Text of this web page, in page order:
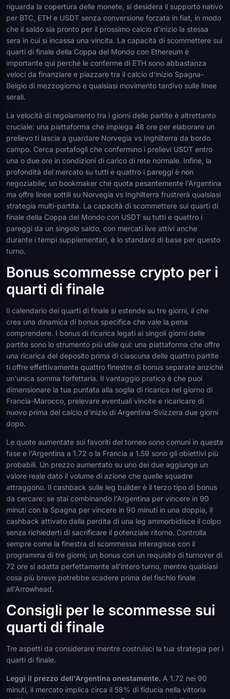
riguarda la copertura delle monete, si desidera il supporto nativo
per BTC, ETH e USDT senza conversione forzata in fiat, in modo
che il saldo sia pronto per il prossimo calcio d'inizio la stessa
sera in cui si incassa una vincita. La capacità di scommettere sui
quarti di finale della Coppa del Mondo con Ethereum è
importante qui perché le conferme di ETH sono abbastanza
veloci da finanziare e piazzare tra il calcio d'inizio Spagna-
Belgio di mezzogiorno e qualsiasi movimento tardivo sulle linee
serali.
La velocità di regolamento tra i giorni delle partite è altrettanto
cruciale: una piattaforma che impiega 48 ore per elaborare un
prelievo ti lascia a guardare Norvegia vs Inghilterra da bordo
campo. Cerca portafogli che confermino i prelievi USDT entro
una o due ore in condizioni di carico di rete normale. Infine, la
profondità del mercato su tutti e quattro i pareggi è non
negoziabile; un bookmaker che quota pesantemente l'Argentina
ma offre linee sottili su Norvegia vs Inghilterra frustrerà qualsiasi
strategia multi-partita. La capacità di scommettere sui quarti di
finale della Coppa del Mondo con USDT su tutti e quattro i
pareggi da un singolo saldo, con mercati live attivi anche
durante i tempi supplementari, è lo standard di base per questo
turno.
Bonus scommesse crypto per i
quarti di finale
Il calendario dei quarti di finale si estende su tre giorni, il che
crea una dinamica di bonus specifica che vale la pena
comprendere. I bonus di ricarica legati ai singoli giorni delle
partite sono lo strumento più utile qui: una piattaforma che offre
una ricarica del deposito prima di ciascuna delle quattro partite
ti offre effettivamente quattro finestre di bonus separate anziché
un'unica somma forfettaria. Il vantaggio pratico è che puoi
dimensionare la tua puntata alla soglia di ricarica nel giorno di
Francia-Marocco, prelevare eventuali vincite e ricaricare di
nuovo prima del calcio d'inizio di Argentina-Svizzera due giorni
dopo.
Le quote aumentate sui favoriti del torneo sono comuni in questa
fase e l'Argentina a 1.72 o la Francia a 1.59 sono gli obiettivi più
probabili. Un prezzo aumentato su uno dei due aggiunge un
valore reale dato il volume di azione che quelle squadre
attraggono. Il cashback sulle leg builder è il terzo tipo di bonus
da cercare: se stai combinando l'Argentina per vincere in 90
minuti con la Spagna per vincere in 90 minuti in una doppia, il
cashback attivato dalla perdita di una leg ammorbidisce il colpo
senza richiederti di sacrificare il potenziale ritorno. Controlla
sempre come la finestra di scommessa interagisce con il
programma di tre giorni; un bonus con un requisito di turnover di
72 ore si adatta perfettamente all'intero turno, mentre qualsiasi
cosa più breve potrebbe scadere prima del fischio finale
all'Arrowhead.
Consigli per le scommesse sui
quarti di finale
Tre aspetti da considerare mentre costruisci la tua strategia per i
quarti di finale.
Leggi il prezzo dell'Argentina onestamente. A 1.72 nei 90
minuti, il mercato implica circa il 58% di fiducia nella vittoria